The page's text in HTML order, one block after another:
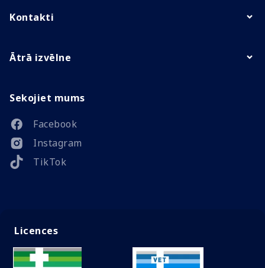
Kontakti
Ātrā izvēlne
Sekojiet mums
Facebook
Instagram
TikTok
Licences